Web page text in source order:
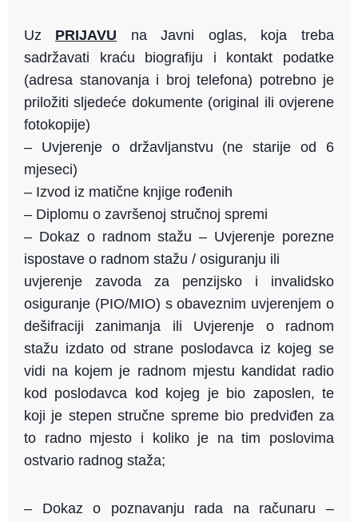
Uz PRIJAVU na Javni oglas, koja treba
sadržavati kraću biografiju i kontakt podatke
(adresa stanovanja i broj telefona) potrebno je
priložiti sljedeće dokumente (original ili ovjerene
fotokopije)
– Uvjerenje o državljanstvu (ne starije od 6
mjeseci)
– Izvod iz matične knjige rođenih
– Diplomu o završenoj stručnoj spremi
– Dokaz o radnom stažu – Uvjerenje porezne
ispostave o radnom stažu / osiguranju ili
uvjerenje zavoda za penzijsko i invalidsko
osiguranje (PIO/MIO) s obaveznim uvjerenjem o
dešifraciji zanimanja ili Uvjerenje o radnom
stažu izdato od strane poslodavca iz kojeg se
vidi na kojem je radnom mjestu kandidat radio
kod poslodavca kod kojeg je bio zaposlen, te
koji je stepen stručne spreme bio predviđen za
to radno mjesto i koliko je na tim poslovima
ostvario radnog staža;
– Dokaz o poznavanju rada na računaru –